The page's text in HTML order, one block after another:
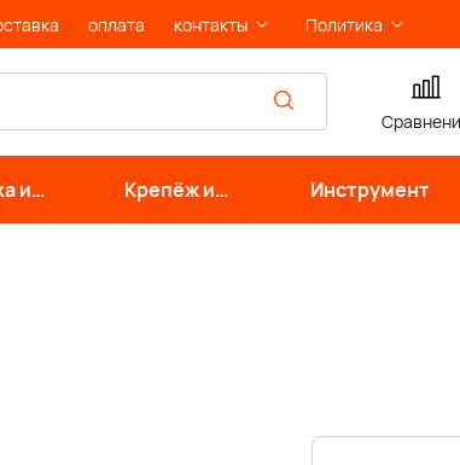
оплата контакты Политика
и
Крепёж и
фурнитура
Инструмент